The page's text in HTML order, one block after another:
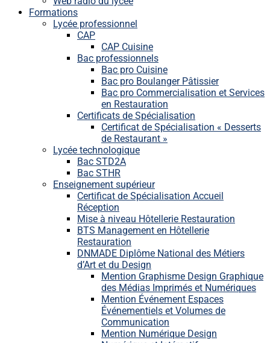
Formations
Lycée professionnel
CAP
CAP Cuisine
Bac professionnels
Bac pro Cuisine
Bac pro Boulanger Pâtissier
Bac pro Commercialisation et Services
en Restauration
Certificats de Spécialisation
Certificat de Spécialisation « Desserts
de Restaurant »
Lycée technologique
Bac STD2A
Bac STHR
Enseignement supérieur
Certificat de Spécialisation Accueil
Réception
Mise à niveau Hôtellerie Restauration
BTS Management en Hôtellerie
Restauration
DNMADE Diplôme National des Métiers
d’Art et du Design
Mention Graphisme Design Graphique
des Médias Imprimés et Numériques
Mention Événement Espaces
Événementiels et Volumes de
Communication
Mention Numérique Design